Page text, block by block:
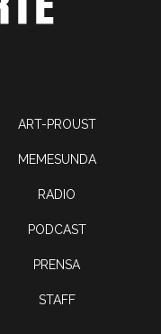
ART-PROUST
MEMESUNDA
RADIO
PODCAST
PRENSA
STAFF